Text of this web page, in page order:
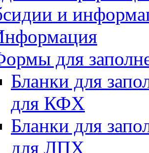
и
для
Бланки для
для КФХ
Бланки для
для ЛПХ